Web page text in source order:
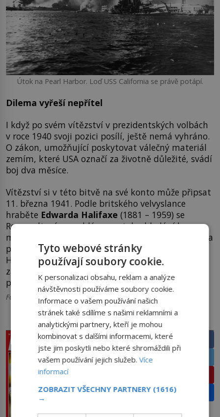
Útok na Pearl Harbor. Loď USS California se právě potápí.
Dilema vyřeší nepřítel
I když po svém vítězství v prezidentských volbách
v roce 1940 svoji pozici posílí, ještě nemá vyhráno.
O zákon, umožňující poskytovat válečný materiál
zemím, které USA označí za životně důležité, svádí
boj dva měsíce.
Vítězství si v této bitvě na své konto může připsat
11. března 1941. Podle britského velvyslance
hraběte Edwarda Halifaxe (1881 – 1959) se
Rooseveltovým problémem stalo „hledání kurzu
mezi přáním 70 % Američanů zůstat mimo válku a
přáním 70 % Američanů udělat vše pro zničení
Hitlera, i kdyby to mělo znamenat válku.“ Dilema
za něj vyřešil japonský útok na Pearl Harbor 7.
prosince 1941.
Foto: wikipedia.org
PRÁVĚ V PRODEJI SDÍLEJTE ČLÁNEK
Facebook
Twitter
Email
Tyto webové stránky
používají soubory cookie.
K personalizaci obsahu, reklam a analýze
návštěvnosti používáme soubory cookie.
Informace o vašem používání našich
stránek také sdílíme s našimi reklamními a
analytickými partnery, kteří je mohou
kombinovat s dalšími informacemi, které
jste jim poskytli nebo které shromáždili při
vašem používání jejich služeb.Více
informací
ZOBRAZIT VŠECHNY PARTNERY (1616)
→